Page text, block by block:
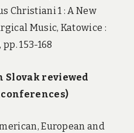
Christiani 1 : A New
Music, Katowice :
153-168
Slovak reviewed
European and